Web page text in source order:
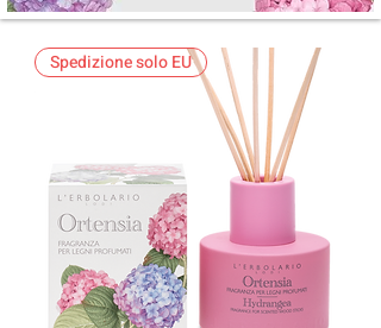
Spedizione solo EU